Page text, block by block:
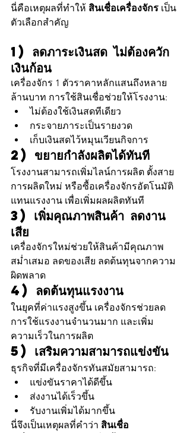
นี่คือเหตุผลที่ทำให้ สินเชื่อเครื่องจักร เป็น
ตัวเลือกสำคัญ
1) ลดภาระเงินสด ไม่ต้องควัก
เงินก้อน
เครื่องจักร 1 ตัวราคาหลักแสนถึงหลาย
ล้านบาท การใช้สินเชื่อช่วยให้โรงงาน:
ไม่ต้องใช้เงินสดทีเดียว
กระจายภาระเป็นรายงวด
เก็บเงินสดไว้หมุนเวียนกิจการ
2) ขยายกำลังผลิตได้ทันที
โรงงานสามารถเพิ่มไลน์การผลิต ตั้งสาย
การผลิตใหม่ หรือซื้อเครื่องจักรอัตโนมัติ
แทนแรงงาน เพื่อเพิ่มผลผลิตทันที
3) เพิ่มคุณภาพสินค้า ลดงาน
เสีย
เครื่องจักรใหม่ช่วยให้สินค้ามีคุณภาพ
สม่ำเสมอ ลดของเสีย ลดต้นทุนจากความ
ผิดพลาด
4) ลดต้นทุนแรงงาน
ในยุคที่ค่าแรงสูงขึ้น เครื่องจักรช่วยลด
การใช้แรงงานจำนวนมาก และเพิ่ม
ความเร็วในการผลิต
5) เสริมความสามารถแข่งขัน
ธุรกิจที่มีเครื่องจักรทันสมัยสามารถ:
แข่งขันราคาได้ดีขึ้น
ส่งงานได้เร็วขึ้น
รับงานเพิ่มได้มากขึ้น
นี่จึงเป็นเหตุผลที่คำว่า สินเชื่อ